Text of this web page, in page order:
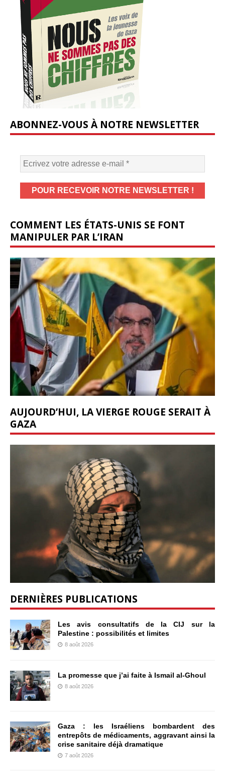
ABONNEZ-VOUS À NOTRE NEWSLETTER
COMMENT LES ÉTATS-UNIS SE FONT
MANIPULER PAR L’IRAN
AUJOURD’HUI, LA VIERGE ROUGE SERAIT À
GAZA
DERNIÈRES PUBLICATIONS
Les avis consultatifs de la CIJ sur la
Palestine : possibilités et limites
8 août 2026
La promesse que j’ai faite à Ismail al-Ghoul
8 août 2026
Gaza : les Israéliens bombardent des
entrepôts de médicaments, aggravant ainsi la
crise sanitaire déjà dramatique
7 août 2026